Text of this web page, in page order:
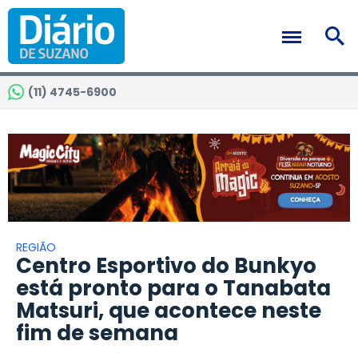
(11) 4745-6900
REGIÃO
Centro Esportivo do Bunkyo
está pronto para o Tanabata
Matsuri, que acontece neste
fim de semana